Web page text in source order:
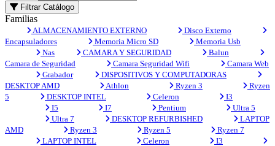
Filtrar Catálogo
Familias
ALMACENAMIENTO EXTERNO
Disco Externo
Encapsuladores
Memoria Micro SD
Memoria Usb
Nas
CAMARA Y SEGURIDAD
Balun
Camara de Seguridad
Camara Seguridad Wifi
Camara Web
Grabador
DISPOSITIVOS Y COMPUTADORAS
DESKTOP AMD
Athlon Ryzen 3
Ryzen
5
DESKTOP INTEL Celeron
I3
I5
I7 Pentium
Ultra 5
Ultra 7
DESKTOP REFURBISHED
LAPTOP
AMD
Ryzen 3 Ryzen 5
Ryzen 7
LAPTOP INTEL
Celeron
I3